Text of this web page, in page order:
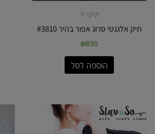
תיקי יד
תיק אלגנטי סרוג אפור בהיר #3810
₪890
הוספה לסל